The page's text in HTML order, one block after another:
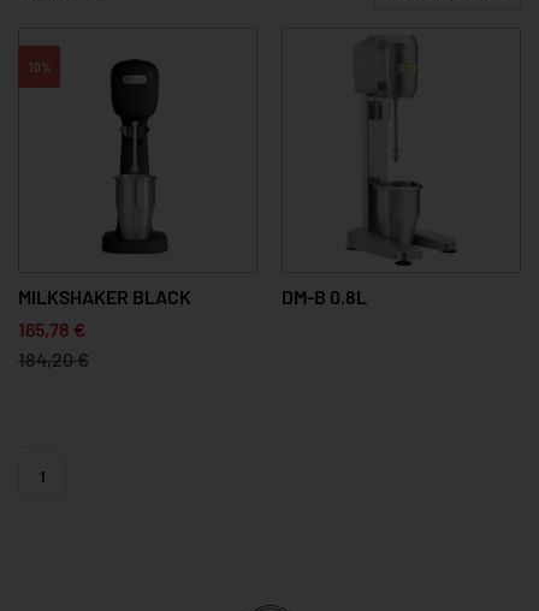
10%
MILKSHAKER BLACK
165,78 €
184,20 €
DM-B 0.8L
1